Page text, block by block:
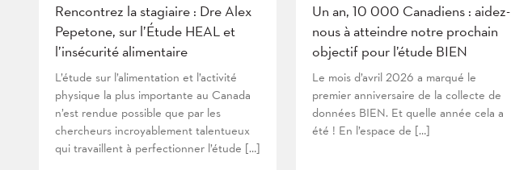
Rencontrez la stagiaire : Dre Alex
Pepetone, sur l’Étude HEAL et
l’insécurité alimentaire
L’étude sur l’alimentation et l’activité
physique la plus importante au Canada
n’est rendue possible que par les
chercheurs incroyablement talentueux
qui travaillent à perfectionner l’étude […]
Un an, 10 000 Canadiens : aidez-
nous à atteindre notre prochain
objectif pour l’étude BIEN
Le mois d’avril 2026 a marqué le
premier anniversaire de la collecte de
données BIEN. Et quelle année cela a
été ! En l’espace de […]